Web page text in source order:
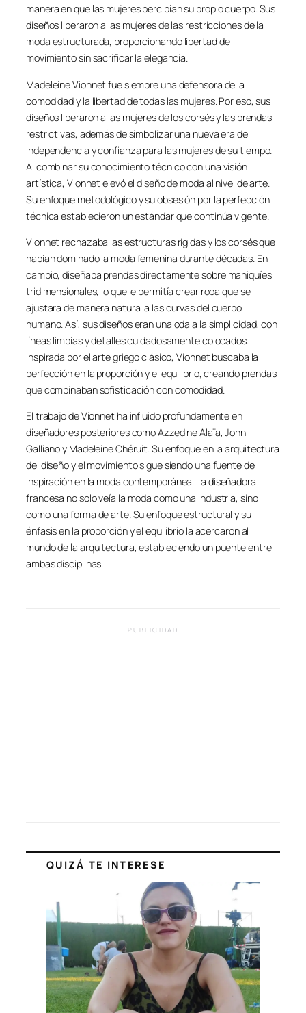
manera en que las mujeres percibían su propio cuerpo. Sus
diseños liberaron a las mujeres de las restricciones de la
moda estructurada, proporcionando libertad de
movimiento sin sacrificar la elegancia.
Madeleine Vionnet fue siempre una defensora de la
comodidad y la libertad de todas las mujeres. Por eso, sus
diseños liberaron a las mujeres de los corsés y las prendas
restrictivas, además de simbolizar una nueva era de
independencia y confianza para las mujeres de su tiempo.
Al combinar su conocimiento técnico con una visión
artística, Vionnet elevó el diseño de moda al nivel de arte.
Su enfoque metodológico y su obsesión por la perfección
técnica establecieron un estándar que continúa vigente.
Vionnet rechazaba las estructuras rígidas y los corsés que
habían dominado la moda femenina durante décadas. En
cambio, diseñaba prendas directamente sobre maniquíes
tridimensionales, lo que le permitía crear ropa que se
ajustara de manera natural a las curvas del cuerpo
humano. Así, sus diseños eran una oda a la simplicidad, con
líneas limpias y detalles cuidadosamente colocados.
Inspirada por el arte griego clásico, Vionnet buscaba la
perfección en la proporción y el equilibrio, creando prendas
que combinaban sofisticación con comodidad.
El trabajo de Vionnet ha influido profundamente en
diseñadores posteriores como Azzedine Alaïa, John
Galliano y Madeleine Chéruit. Su enfoque en la arquitectura
del diseño y el movimiento sigue siendo una fuente de
inspiración en la moda contemporánea. La diseñadora
francesa no solo veía la moda como una industria, sino
como una forma de arte. Su enfoque estructural y su
énfasis en la proporción y el equilibrio la acercaron al
mundo de la arquitectura, estableciendo un puente entre
ambas disciplinas.
PUBLICIDAD
QUIZÁ TE INTERESE